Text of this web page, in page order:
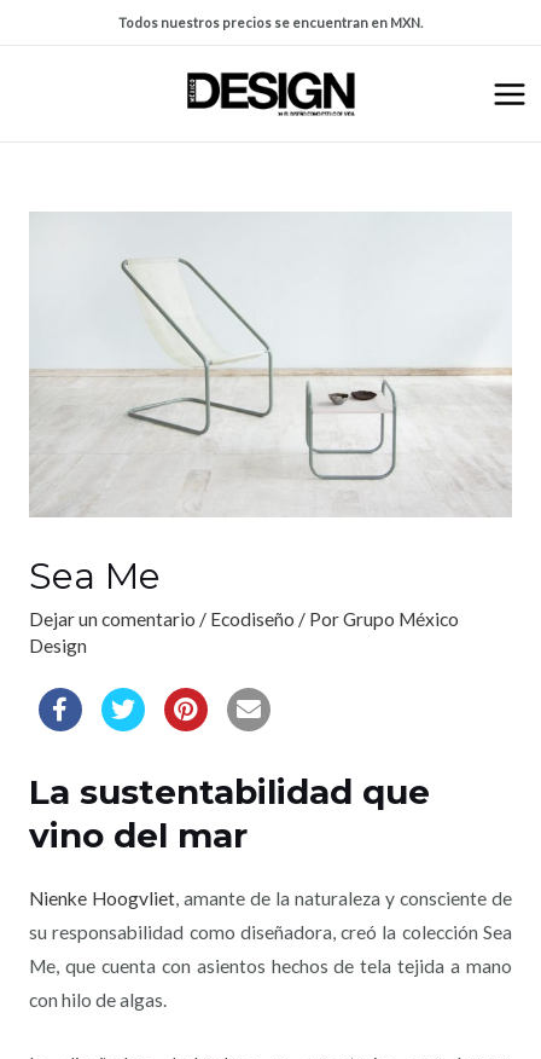
Todos nuestros precios se encuentran en MXN.
Sea Me
Dejar un comentario / Ecodiseño / PorGrupo México
Design
La sustentabilidad que
vino del mar
Nienke Hoogvliet, amante de la naturaleza y consciente de
su responsabilidad como diseñadora, creó la colección Sea
Me, que cuenta con asientos hechos de tela tejida a mano
con hilo de algas.